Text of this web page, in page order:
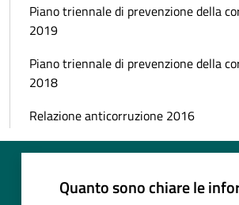
Piano triennale di prevenzione della
2019
Piano triennale di prevenzione della
2018
Relazione anticorruzione 2016
Quanto sono chiare le